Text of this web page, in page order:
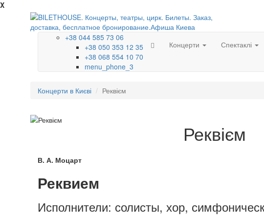
X
+38 044 585 73 06
+38 050 353 12 35
+38 068 554 10 70
menu_phone_3
Концерти Спектаклі
Концерти в Києві Реквієм
Реквієм
В. А. Моцарт
Реквием
Исполнители: солисты, хор,